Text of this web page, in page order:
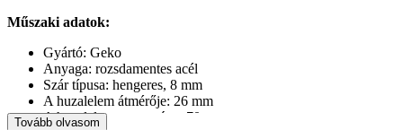
Műszaki adatok:
Gyártó: Geko
Anyaga: rozsdamentes acél
Szár típusa: hengeres, 8 mm
A huzalelem átmérője: 26 mm
A huzalelem magassága: 70 mm
Tovább olvasom